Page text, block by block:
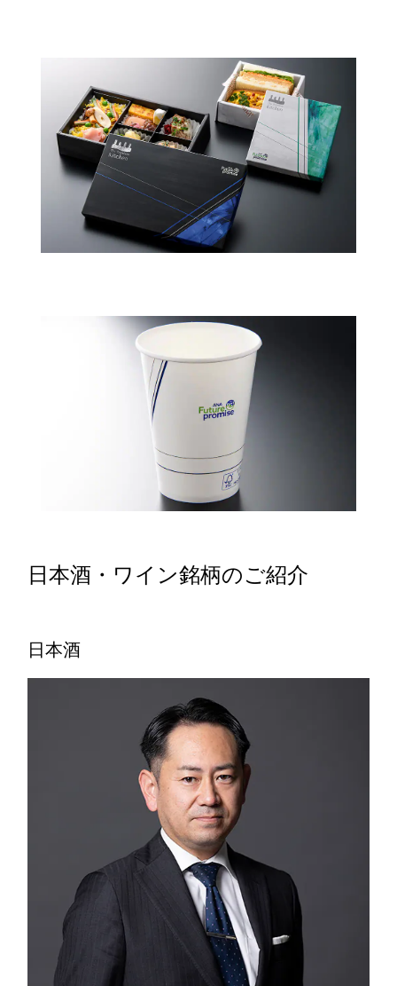
日本酒・ワイン銘柄のご紹介
日本酒